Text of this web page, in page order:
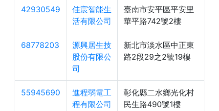
42930549
佳宸智能生
活有限公司
臺南市安平區平安里
華平路742號2樓
68778203
源興居生技
股份有限公
司
新北市淡水區中正東
路2段29之2號19樓
55945690
進程弱電工
程有限公司
彰化縣二水鄉光化村
民生路490號1樓